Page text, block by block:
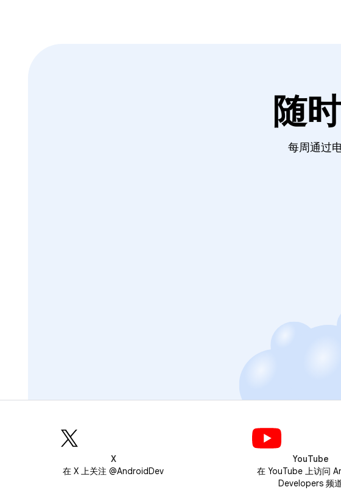
随
每周通过
X
在 X 上关注 @AndroidDev
YouTube
在 YouTube 上访问
Developers 频